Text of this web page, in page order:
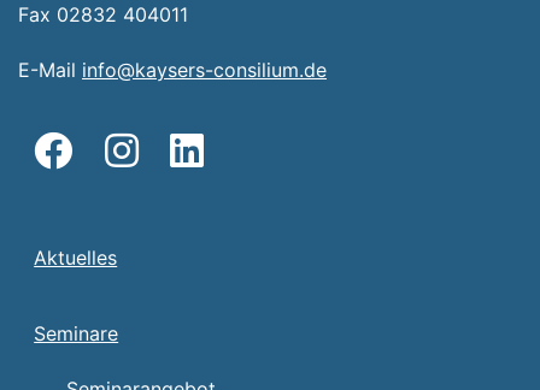
Fax 02832 404011
E-Mail info@kaysers-consilium.de
Aktuelles
Seminare